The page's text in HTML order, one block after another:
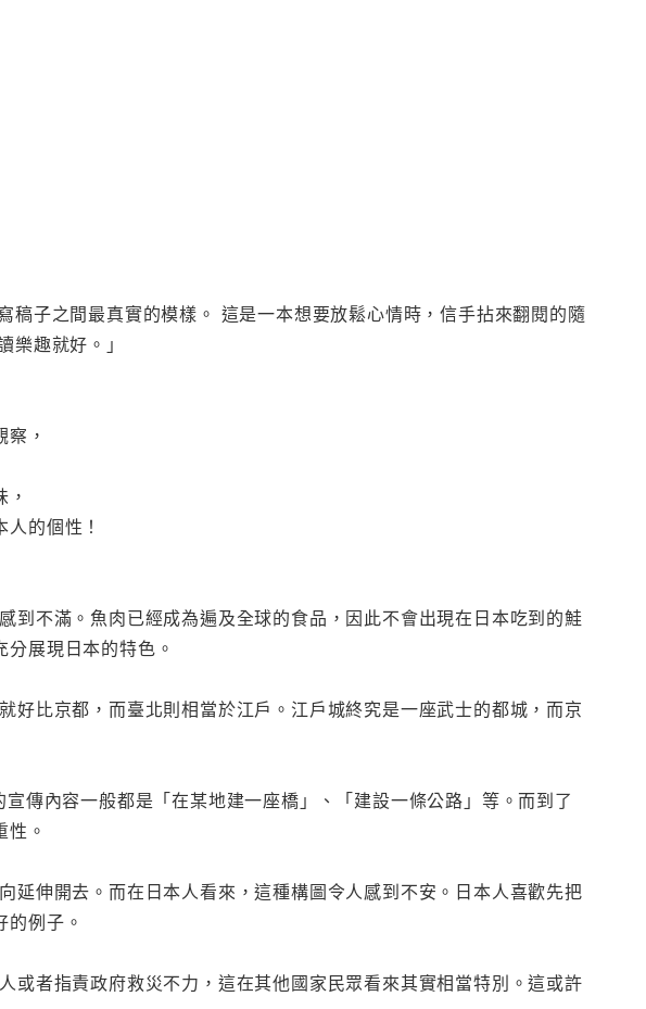
稿子之間最真實的模樣。 這是一本想要放鬆心情時，信手拈來翻閱的隨
趣就好。」
，
的個性！
不滿。魚肉已經成為遍及全球的食品，因此不會出現在日本吃到的鮭
展現日本的特色。
比京都，而臺北則相當於江戶。江戶城終究是一座武士的都城，而京
傳內容一般都是「在某地建一座橋」、「建設一條公路」等。而到了
。
伸開去。而在日本人看來，這種構圖令人感到不安。日本人喜歡先把
例子。
者指責政府救災不力，這在其他國家民眾看來其實相當特別。這或許